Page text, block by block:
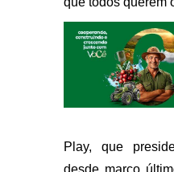
Play, que
desde março